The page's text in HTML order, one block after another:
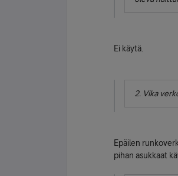
Ei käytä.
2. Vika
Epäilen
pihan asukkaat